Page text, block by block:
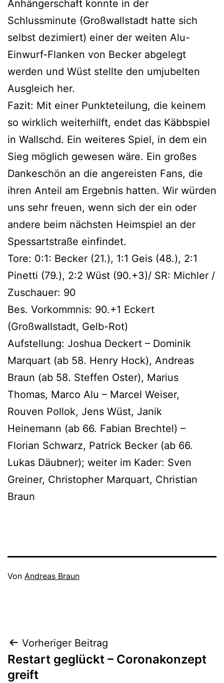
Anhängerschaft konnte in der
Schlussminute (Großwallstadt hatte sich
selbst dezimiert) einer der weiten Alu-
Einwurf-Flanken von Becker abgelegt
werden und Wüst stellte den umjubelten
Ausgleich her.
Fazit: Mit einer Punkteteilung, die keinem
so wirklich weiterhilft, endet das Käbbspiel
in Wallschd. Ein weiteres Spiel, in dem ein
Sieg möglich gewesen wäre. Ein großes
Dankeschön an die angereisten Fans, die
ihren Anteil am Ergebnis hatten. Wir würden
uns sehr freuen, wenn sich der ein oder
andere beim nächsten Heimspiel an der
Spessartstraße einfindet.
Tore: 0:1: Becker (21.), 1:1 Geis (48.), 2:1
Pinetti (79.), 2:2 Wüst (90.+3)/ SR: Michler /
Zuschauer: 90
Bes. Vorkommnis: 90.+1 Eckert
(Großwallstadt, Gelb-Rot)
Aufstellung: Joshua Deckert – Dominik
Marquart (ab 58. Henry Hock), Andreas
Braun (ab 58. Steffen Oster), Marius
Thomas, Marco Alu – Marcel Weiser,
Rouven Pollok, Jens Wüst, Janik
Heinemann (ab 66. Fabian Brechtel) –
Florian Schwarz, Patrick Becker (ab 66.
Lukas Däubner); weiter im Kader: Sven
Greiner, Christopher Marquart, Christian
Braun
Veröffentlicht
Von Andreas Braun
Beitragsnavigation
Vorheriger Beitrag
Restart geglückt – Coronakonzept
greift